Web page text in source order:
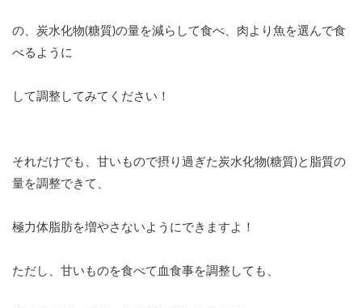
の、炭水化物(糖質)の量を減らして食べ、肉より魚を選んで食
べるように
して調整してみてください！
それだけでも、甘いもので摂り過ぎた炭水化物(糖質)と脂質の
量を調整できて、
極力体脂肪を増やさないようにできますよ！
ただし、甘いものを食べて血食事を調整しても、